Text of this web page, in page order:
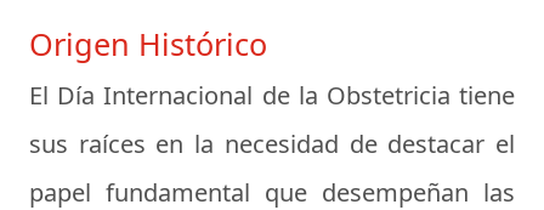
Origen Histórico
El Día Internacional de la Obstetricia tiene
sus raíces en la necesidad de destacar el
papel fundamental que desempeñan las